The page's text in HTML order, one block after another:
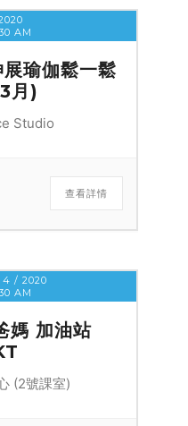
AM
瑜伽鬆一鬆
月)
Studio
查看詳情
/ 2020
AM
媽 加油站
(2號課室)